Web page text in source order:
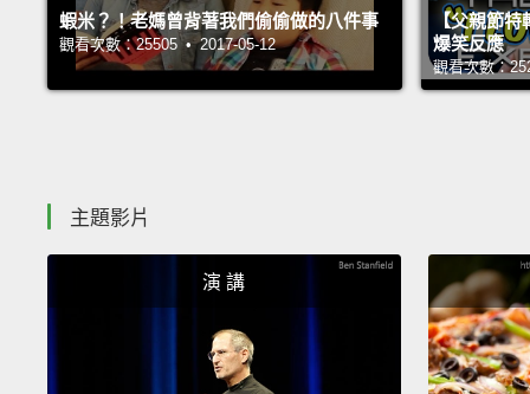
蝦米？！老媽曾背著我們偷偷做的八件事
觀看次數：25505 • 2017-05-12
【父親節
爆笑反應
觀看次數：
主題影片
演 講